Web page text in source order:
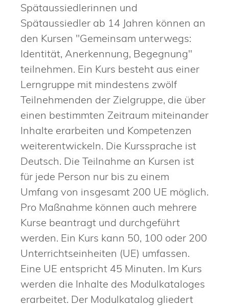
Spätaussiedlerinnen und
Spätaussiedler ab 14 Jahren können an
den Kursen "Gemeinsam unterwegs:
Identität, Anerkennung, Begegnung"
teilnehmen. Ein Kurs besteht aus einer
Lerngruppe mit mindestens zwölf
Teilnehmenden der Zielgruppe, die über
einen bestimmten Zeitraum miteinander
Inhalte erarbeiten und Kompetenzen
weiterentwickeln. Die Kurssprache ist
Deutsch. Die Teilnahme an Kursen ist
für jede Person nur bis zu einem
Umfang von insgesamt 200 UE möglich.
Pro Maßnahme können auch mehrere
Kurse beantragt und durchgeführt
werden. Ein Kurs kann 50, 100 oder 200
Unterrichtseinheiten (UE) umfassen.
Eine UE entspricht 45 Minuten. Im Kurs
werden die Inhalte des Modulkataloges
erarbeitet. Der Modulkatalog gliedert